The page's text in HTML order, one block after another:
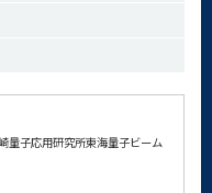
量子応用研究所東海量子ビーム